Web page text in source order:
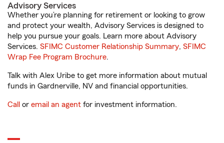
Advisory Services
Whether you’re planning for retirement or looking to grow
and protect your wealth, Advisory Services is designed to
help you pursue your goals. Learn more about Advisory
Services. SFIMC Customer Relationship Summary, SFIMC
Wrap Fee Program Brochure.
Talk with Alex Uribe to get more information about mutual
funds in Gardnerville, NV and financial opportunities.
Call or email an agent for investment information.